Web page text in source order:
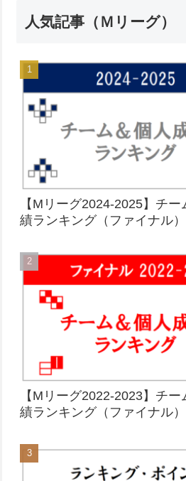
人気記事（Ｍリーグ）
【Mリーグ2024-2025】チ
績ランキング（ファイナル）
【Mリーグ2022-2023】チ
績ランキング（ファイナル）